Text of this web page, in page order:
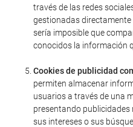
través de las redes
gestionadas directamente
sería imposible que
conocidos la información
Cookies de publicidad
permiten almacenar
usuarios a través de una
presentando
sus intereses o sus